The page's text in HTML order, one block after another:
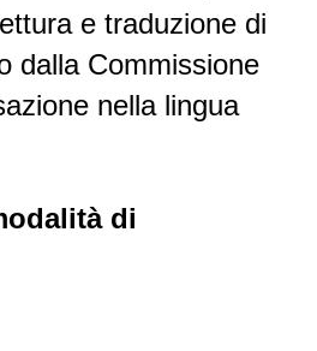
e traduzione di
dalla Commissione
nella lingua
di